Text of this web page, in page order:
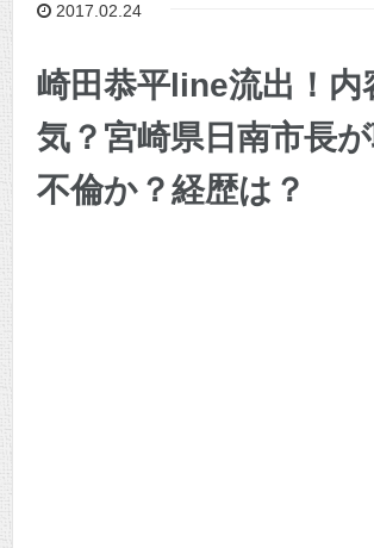
2017.02.24
崎田恭平line流出！内
気？宮崎県日南市長
不倫か？経歴は？